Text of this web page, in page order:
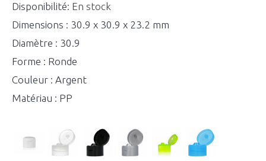
Disponibilité: En stock
Dimensions : 30.9 x 30.9 x 23.2 mm
Diamètre : 30.9
Forme : Ronde
Couleur : Argent
Matériau : PP